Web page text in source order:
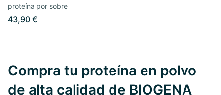
proteína por sobre
43,90 €
Compra tu proteína en polvo
de alta calidad de BIOGENA